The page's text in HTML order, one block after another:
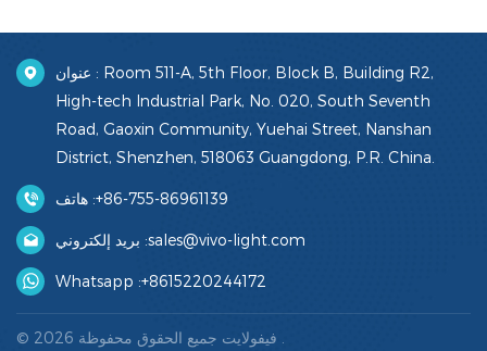
عنوان : Room 511-A, 5th Floor, Block B, Building R2,
High-tech Industrial Park, No. 020, South Seventh
Road, Gaoxin Community, Yuehai Street, Nanshan
District, Shenzhen, 518063 Guangdong, P.R. China.
هاتف :+86-755-86961139
بريد إلكتروني :sales@vivo-light.com
Whatsapp :+8615220244172